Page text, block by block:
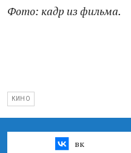
Фото: кадр из фильма.
КИНО
вк